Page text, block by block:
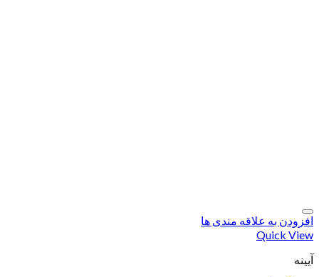
افزودن به علاقه مندی ها
Quick View
آیینه